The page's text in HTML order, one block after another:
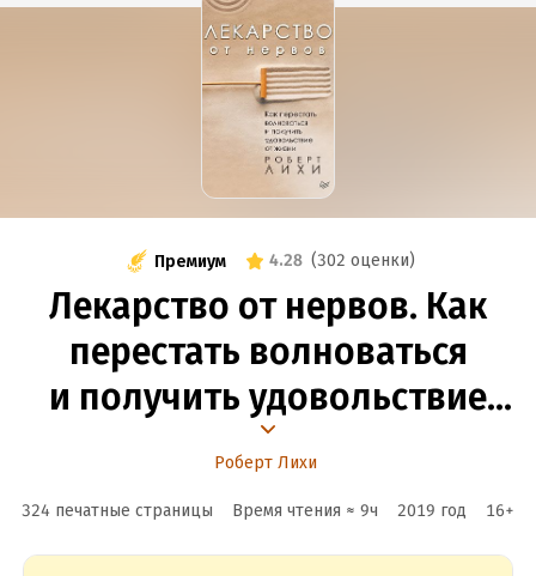
Премиум 4.28 (302 оценки)
Лекарство от нервов. Как
перестать волноваться
и получить удовольствие
от жизни
Роберт Лихи
324 печатные страницы Время чтения ≈ 9ч 2019 год 16+